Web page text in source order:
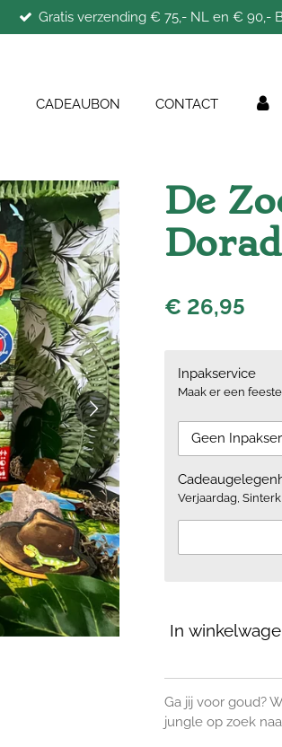
Gratis verzending € 75,- NL en € 90,-
CADEAUBON CONTACT
De
€ 26,95
Inpakservice
Maak er een
Verjaardag,
In
Ga jij voor goud?
jungle op zoek